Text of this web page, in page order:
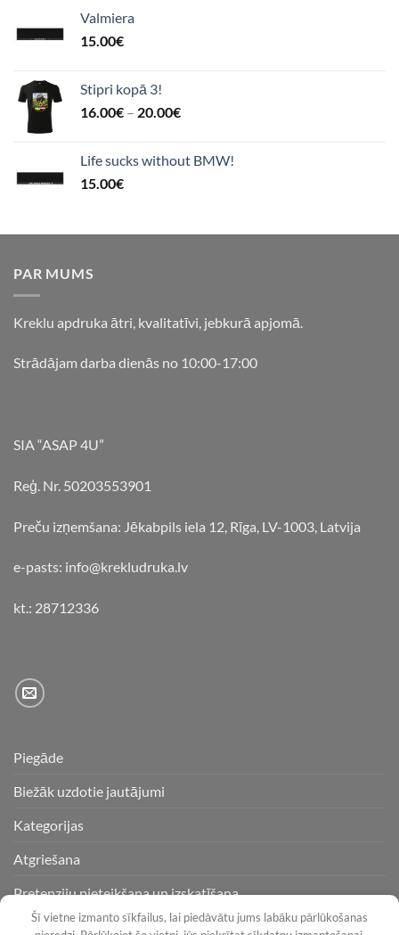
Valmiera
15.00€
Stipri kopā 3!
16.00€ – 20.00€
Life sucks without BMW!
15.00€
PAR MUMS
Kreklu apdruka ātri, kvalitatīvi, jebkurā apjomā.
Strādājam darba dienās no 10:00-17:00
SIA “ASAP 4U”
Reģ. Nr. 50203553901
Preču izņemšana: Jēkabpils iela 12, Rīga, LV-1003, Latvija
e-pasts: info@krekludruka.lv
kt.: 28712336
Piegāde
Biežāk uzdotie jautājumi
Kategorijas
Atgriešana
Pretenziju pieteikšana un izskatīšana
Šī vietne izmanto sīkfailus, lai piedāvātu jums labāku pārlūkošanas